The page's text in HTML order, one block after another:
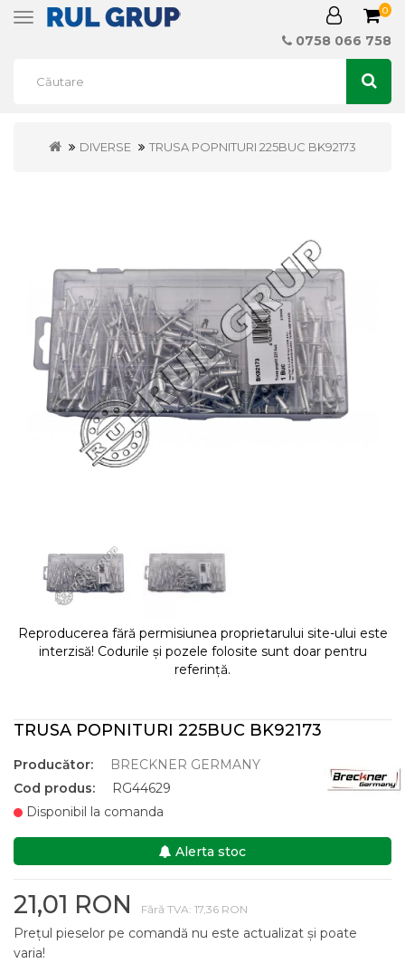
Toggle
0
0758 066 758
DIVERSE TRUSA POPNITURI 225BUC BK92173
Reproducerea fără permisiunea proprietarului site-ului este
interzisă! Codurile și pozele folosite sunt doar pentru
referință.
TRUSA POPNITURI 225BUC BK92173
Producător:
BRECKNER GERMANY
Cod produs:
RG44629
Disponibil la comanda
Alerta stoc
21,01 RON Fără TVA: 17,36 RON
Prețul pieselor pe comandă nu este actualizat și poate
varia!